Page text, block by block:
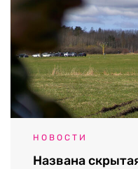
НОВОСТИ
Названа